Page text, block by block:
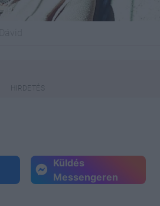
Küldés
Messengeren